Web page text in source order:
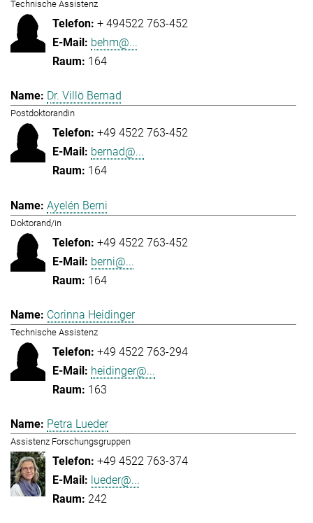
Technische Assistenz
+ 494522 763-452
behm@...
164
Dr. Villö Bernad
Postdoktorandin
+49 4522 763-452
bernad@...
164
Ayelén Berni
Doktorand/in
+49 4522 763-452
berni@...
164
Corinna Heidinger
Technische Assistenz
+49 4522 763-294
heidinger@...
163
Petra Lueder
Assistenz Forschungsgruppen
+49 4522 763-374
lueder@...
242